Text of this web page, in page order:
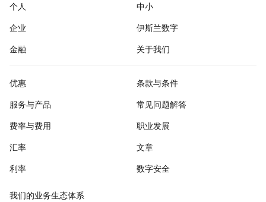
个人
中小
企业
伊斯兰数字
金融
关于我们
优惠
服务与产品
费率与费用
汇率
利率
条款与条件
常见问题解答
职业发展
文章
数字安全
我们的业务生态体系